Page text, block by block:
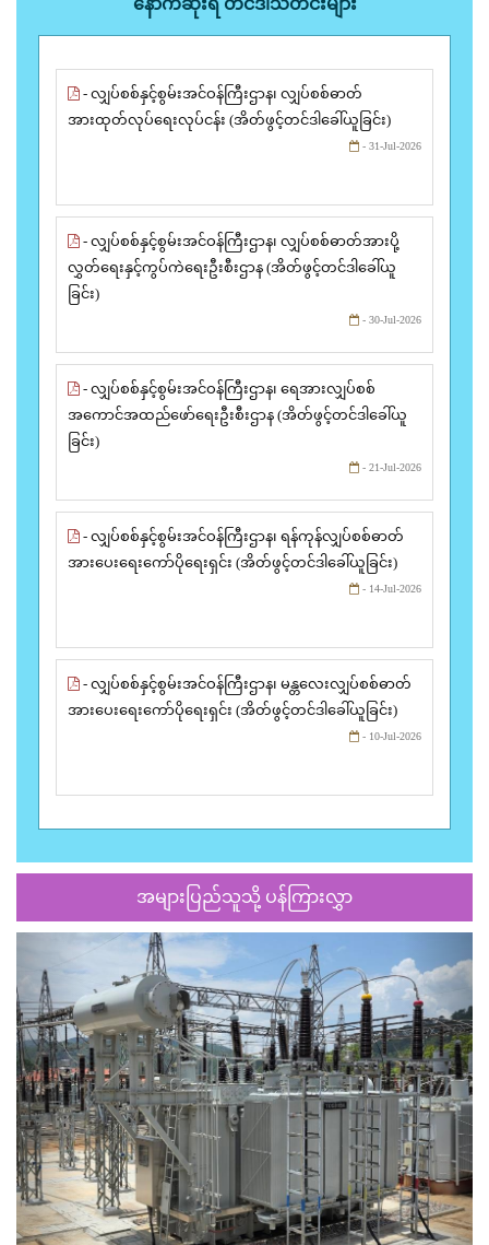
- လျှပ်စစ်နှင့်စွမ်းအင်ဝန်ကြီးဌာန၊ လျှပ်စစ်ဓာတ်
အားထုတ်လုပ်ရေးလုပ်ငန်း (အိတ်ဖွင့်တင်ဒါခေါ်ယူခြင်း)
- 31-Jul-2026
- လျှပ်စစ်နှင့်စွမ်းအင်ဝန်ကြီးဌာန၊ လျှပ်စစ်ဓာတ်အားပို့
လွှတ်ရေးနှင့်ကွပ်ကဲရေးဦးစီးဌာန (အိတ်ဖွင့်တင်ဒါခေါ်ယူ
ခြင်း)
- 30-Jul-2026
- လျှပ်စစ်နှင့်စွမ်းအင်ဝန်ကြီးဌာန၊ ရေအားလျှပ်စစ်
အကောင်အထည်ဖော်ရေးဦးစီးဌာန (အိတ်ဖွင့်တင်ဒါခေါ်ယူ
ခြင်း)
- 21-Jul-2026
- လျှပ်စစ်နှင့်စွမ်းအင်ဝန်ကြီးဌာန၊ ရန်ကုန်လျှပ်စစ်ဓာတ်
အားပေးရေးကော်ပိုရေးရှင်း (အိတ်ဖွင့်တင်ဒါခေါ်ယူခြင်း)
- 14-Jul-2026
- လျှပ်စစ်နှင့်စွမ်းအင်ဝန်ကြီးဌာန၊ မန္တလေးလျှပ်စစ်ဓာတ်
အားပေးရေးကော်ပိုရေးရှင်း (အိတ်ဖွင့်တင်ဒါခေါ်ယူခြင်း)
- 10-Jul-2026
အများပြည်သူသို့ ပန်ကြားလွှာ
Previous